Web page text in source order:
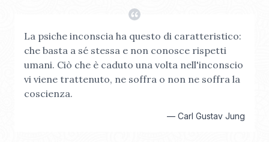
La psiche inconscia ha questo di caratteristico:
che basta a sé stessa e non conosce rispetti
umani. Ciò che è caduto una volta nell'inconscio
vi viene trattenuto, ne soffra o non ne soffra la
coscienza.
— Carl Gustav Jung